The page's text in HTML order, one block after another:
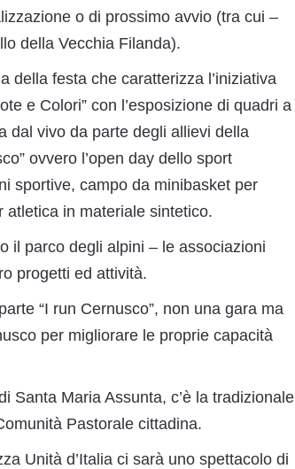
o di prossimo avvio (tra cui –
della Vecchia Filanda).
della festa che caratterizza l’iniziativa
e Colori” con l’esposizione di quadri a
dal vivo da parte degli allievi della
ovvero l’open day dello sport
sportive, campo da minibasket per
atletica in materiale sintetico.
il parco degli alpini – le associazioni
progetti ed attività.
“I run Cernusco”, non una gara ma
per migliorare le proprie capacità
Santa Maria Assunta, c’è la tradizionale
Pastorale cittadina.
Unità d’Italia ci sarà uno spettacolo di